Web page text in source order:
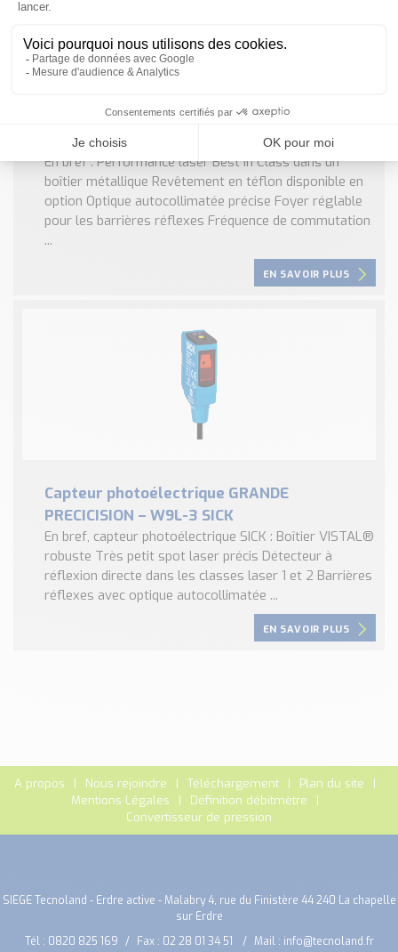
Capteur optique photoélectrique W12 Laser
SICK
En bref : Performance laser Best in Class dans un
boîtier métallique Revêtement en téflon disponible en
option Optique autocollimatée précise Foyer réglable
pour les barrières réflexes Fréquence de commutation
...
EN SAVOIR PLUS
Capteur photoélectrique GRANDE
PRECICISION – W9L-3 SICK
En bref, capteur photoélectrique SICK : Boîtier VISTAL®
robuste Très petit spot laser précis Détecteur à
réflexion directe dans les classes laser 1 et 2 Barrières
réflexes avec optique autocollimatée ...
EN SAVOIR PLUS
A propos Nous rejoindre Téléchargement
Plan du site
Mentions Légales
Définition débitmètre
Convertisseur de pression
SIEGE Tecnoland - Erdre active - Malabry 4, rue du Finistère 44 240 La chapelle
sur Erdre
Tél : 0820 825 169 Fax : 02 28 01 34 51 Mail : info@tecnoland.fr